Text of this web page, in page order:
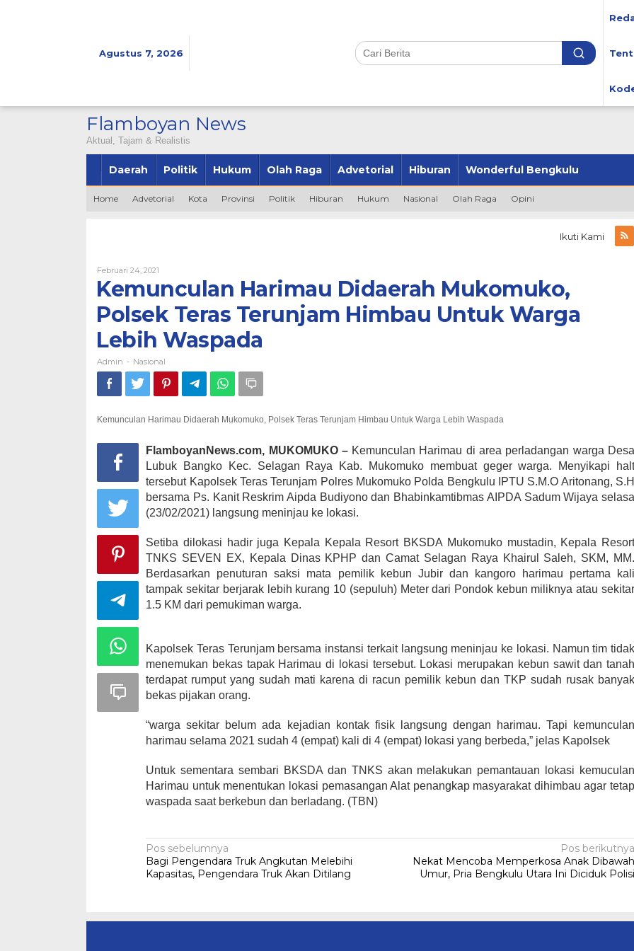
Agustus 7, 2026
Flamboyan News
Aktual, Tajam & Realistis
Daerah Politik Hukum Olah Raga Advetorial Hiburan Wonderful Bengkulu
Home Advetorial Kota Provinsi Politik Hiburan Hukum Nasional Olah Raga Opini
Ikuti Kami
Februari 24, 2021
Kemunculan Harimau Didaerah Mukomuko,
Polsek Teras Terunjam Himbau Untuk Warga
Lebih Waspada
Admin - Nasional
Kemunculan Harimau Didaerah Mukomuko, Polsek Teras Terunjam Himbau Untuk Warga Lebih Waspada
FlamboyanNews.com, MUKOMUKO – Kemunculan Harimau di area perladangan warga Desa
Lubuk Bangko Kec. Selagan Raya Kab. Mukomuko membuat geger warga. Menyikapi halt
tersebut Kapolsek Teras Terunjam Polres Mukomuko Polda Bengkulu IPTU S.M.O Aritonang, S.H
bersama Ps. Kanit Reskrim Aipda Budiyono dan Bhabinkamtibmas AIPDA Sadum Wijaya selasa
(23/02/2021) langsung meninjau ke lokasi.
Setiba dilokasi hadir juga Kepala Kepala Resort BKSDA Mukomuko mustadin, Kepala Resort
TNKS SEVEN EX, Kepala Dinas KPHP dan Camat Selagan Raya Khairul Saleh, SKM, MM.
Berdasarkan penuturan saksi mata pemilik kebun Jubir dan kangoro harimau pertama kali
tampak sekitar berjarak lebih kurang 10 (sepuluh) Meter dari Pondok kebun miliknya atau sekitar
1.5 KM dari pemukiman warga.
Kapolsek Teras Terunjam bersama instansi terkait langsung meninjau ke lokasi. Namun tim tidak
menemukan bekas tapak Harimau di lokasi tersebut. Lokasi merupakan kebun sawit dan tanah
terdapat rumput yang sudah mati karena di racun pemilik kebun dan TKP sudah rusak banyak
bekas pijakan orang.
“warga sekitar belum ada kejadian kontak fisik langsung dengan harimau. Tapi kemunculan
harimau selama 2021 sudah 4 (empat) kali di 4 (empat) lokasi yang berbeda,” jelas Kapolsek
Untuk sementara sembari BKSDA dan TNKS akan melakukan pemantauan lokasi kemuculan
Harimau untuk menentukan lokasi pemasangan Alat penangkap masyarakat dihimbau agar tetap
waspada saat berkebun dan berladang. (TBN)
Navigasi
pos
Pos sebelumnya
Bagi Pengendara Truk Angkutan Melebihi
Kapasitas, Pengendara Truk Akan Ditilang
Pos berikutnya
Nekat Mencoba Memperkosa Anak Dibawah
Umur, Pria Bengkulu Utara Ini Diciduk Polisi